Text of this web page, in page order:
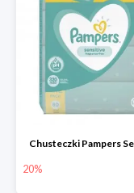
Chusteczki Pampers
20%